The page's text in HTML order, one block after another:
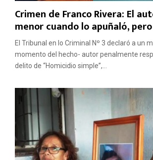
Crimen de Franco Rivera: El
menor cuando lo apuñaló,
El Tribunal en lo Criminal Nº 3 declaró a un
momento del hecho- autor penalmente
delito de “Homicidio simple”,...